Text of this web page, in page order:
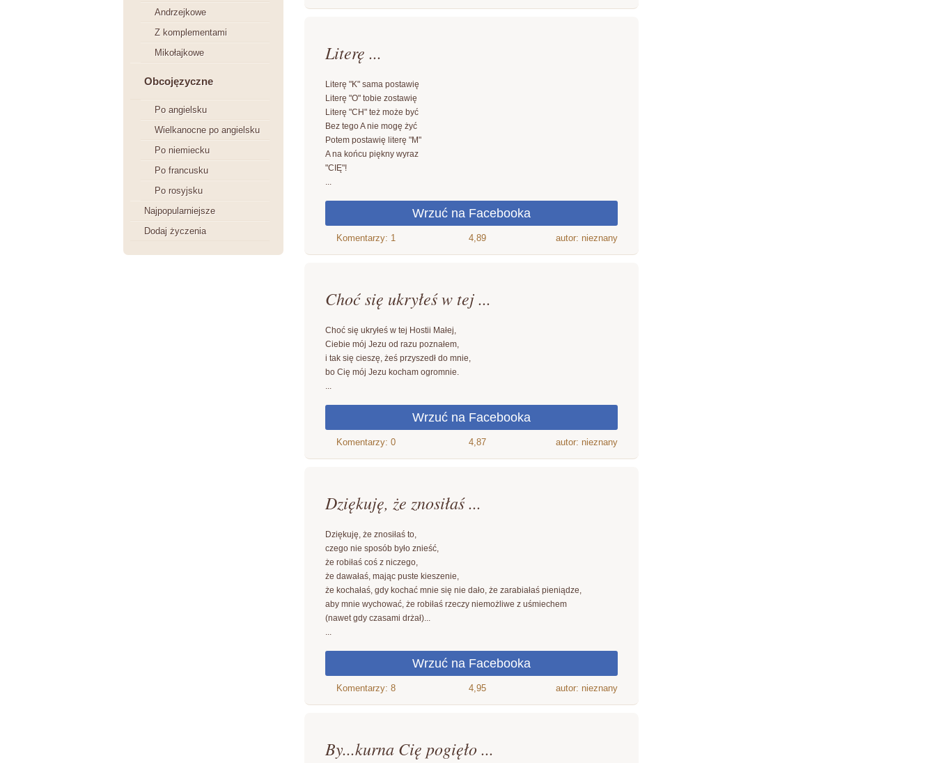
Andrzejkowe
Z komplementami
Mikołajkowe
Obcojęzyczne
Po angielsku
Wielkanocne po angielsku
Po niemiecku
Po francusku
Po rosyjsku
Najpopularniejsze
Dodaj życzenia
Literę ...
Literę "K" sama postawię
Literę "O" tobie zostawię
Literę "CH" też może być
Bez tego A nie mogę żyć
Potem postawię literę "M"
A na końcu piękny wyraz
"CIĘ"!
...
4,89 autor: nieznany
Choć się ukryłeś w tej ...
Choć się ukryłeś w tej Hostii Małej,
Ciebie mój Jezu od razu poznałem,
i tak się cieszę, żeś przyszedł do mnie,
bo Cię mój Jezu kocham ogromnie.
...
4,87 autor: nieznany
Dziękuję, że znosiłaś ...
Dziękuję, że znosiłaś to,
czego nie sposób było znieść,
że robiłaś coś z niczego,
że dawałaś, mając puste kieszenie,
że kochałaś, gdy kochać mnie się nie dało, że zarabiałaś pieniądze,
aby mnie wychować, że robiłaś rzeczy niemożliwe z uśmiechem
(nawet gdy czasami drżał)...
...
4,95 autor: nieznany
By...kurna Cię pogięło ...